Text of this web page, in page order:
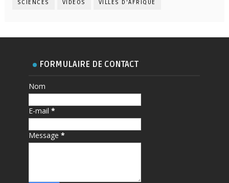
SCIENCES VIDÉOS VILLES D'AFRIQUE
FORMULAIRE DE CONTACT
Nom
E-mail*
Message*